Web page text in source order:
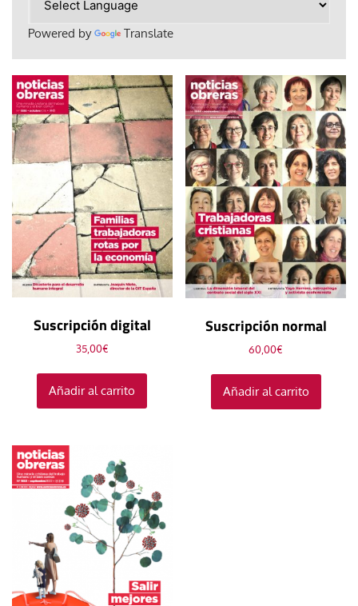
Powered by Translate
Suscripción digital
35,00€
Añadir al carrito
Suscripción normal
60,00€
Añadir al carrito